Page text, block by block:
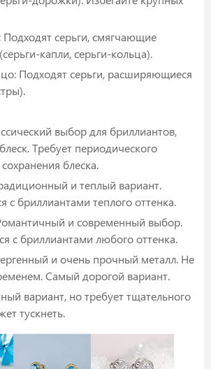
Подходят серьги, смягчающие
капли, серьги-кольца).
Подходят серьги, расширяющиеся
выбор для бриллиантов,
Требует периодического
блеска.
и теплый вариант.
с бриллиантами теплого оттенка.
и современный выбор.
с бриллиантами любого оттенка.
и очень прочный металл. Не
Самый дорогой вариант.
вариант, но требует тщательного
тускнеть.